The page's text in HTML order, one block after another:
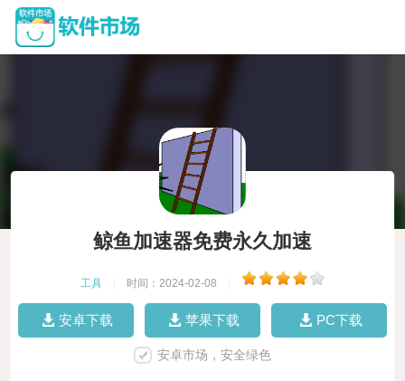
鲸鱼加速器免费永久加速
工具 时间：2024-02-08
安卓下载 苹果下载 PC下载
安卓市场，安全绿色